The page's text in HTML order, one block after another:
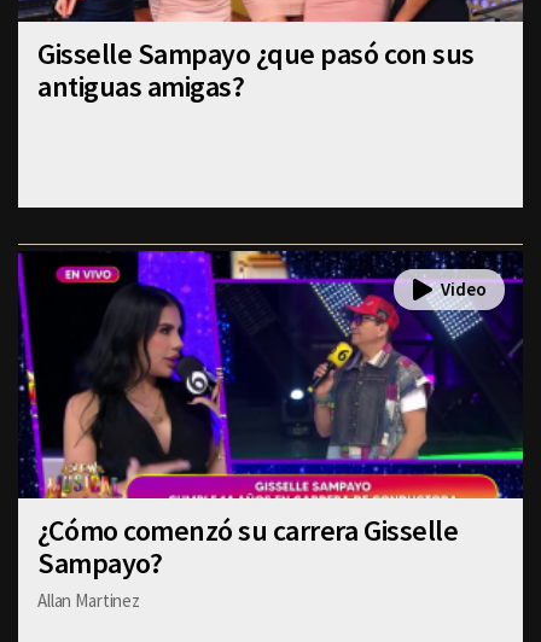
Gisselle Sampayo ¿que pasó con sus
antiguas amigas?
¿Cómo comenzó su carrera Gisselle
Sampayo?
Allan Martinez